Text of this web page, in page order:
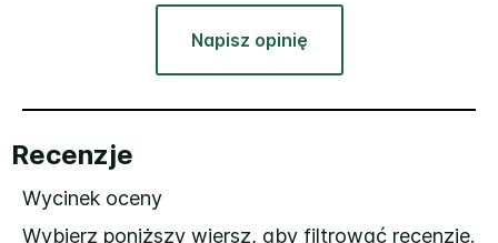
Napisz opinię